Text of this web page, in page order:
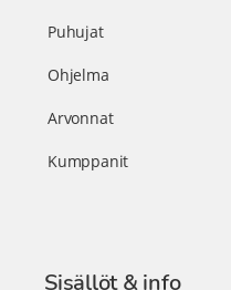
Puhujat
Ohjelma
Arvonnat
Kumppanit
Sisällöt & info